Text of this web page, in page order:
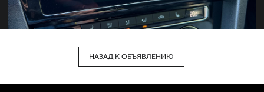
НАЗАД К ОБЪЯВЛЕНИЮ